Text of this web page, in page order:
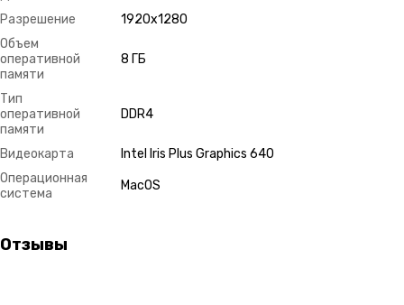
Разрешение
1920х1280
Объем
оперативной
памяти
8 ГБ
Тип
оперативной
памяти
DDR4
Видеокарта
Intel Iris Plus Graphics 640
Операционная
система
MacOS
Отзывы